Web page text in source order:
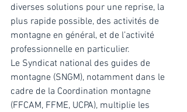
diverses solutions pour une reprise, la
plus rapide possible, des activités de
montagne en général, et de l’activité
professionnelle en particulier.
Le Syndicat national des guides de
montagne (SNGM), notamment dans le
cadre de la Coordination montagne
(FFCAM, FFME, UCPA), multiplie les